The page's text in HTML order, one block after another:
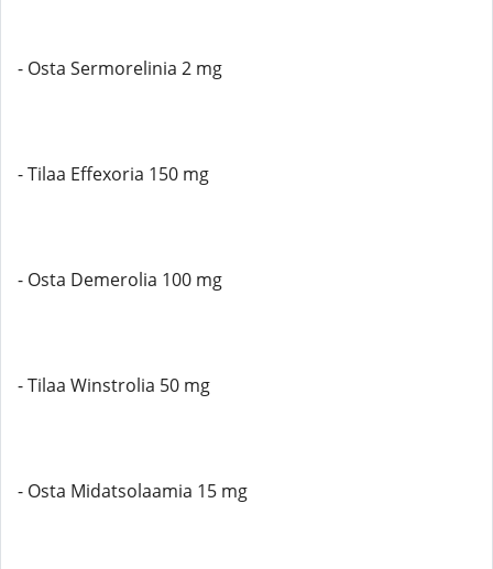
- Osta Sermorelinia 2 mg
- Tilaa Effexoria 150 mg
- Osta Demerolia 100 mg
- Tilaa Winstrolia 50 mg
- Osta Midatsolaamia 15 mg